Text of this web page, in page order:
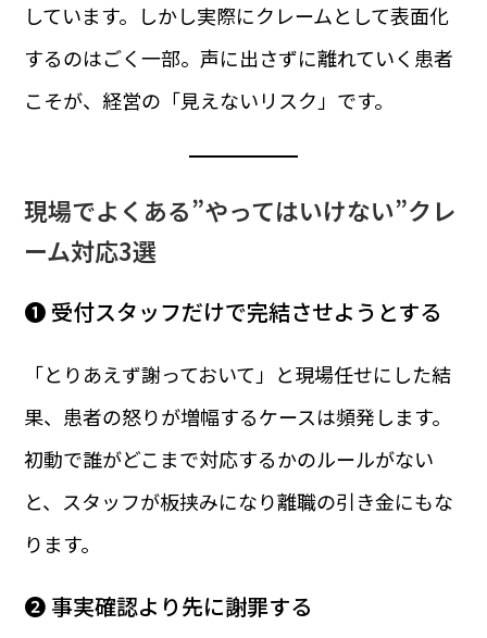
しています。しかし実際にクレームとして表面化
するのはごく一部。声に出さずに離れていく患者
こそが、経営の「見えないリスク」です。
現場でよくある”やってはいけない”クレ
ーム対応3選
❶ 受付スタッフだけで完結させようとする
「とりあえず謝っておいて」と現場任せにした結
果、患者の怒りが増幅するケースは頻発します。
初動で誰がどこまで対応するかのルールがない
と、スタッフが板挟みになり離職の引き金にもな
ります。
❷ 事実確認より先に謝罪する